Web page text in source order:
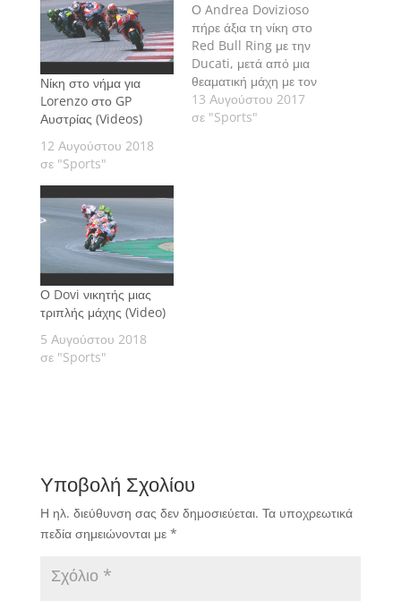
Νίκη στο νήμα για
Lorenzo στο GP
Αυστρίας (Videos)
12 Αυγούστου 2018
σε "Sports"
Ο Andrea Dovizioso
πήρε άξια τη νίκη στο
Red Bull Ring με την
Ducati, μετά από μια
θεαματική μάχη με τον
Marc Marquez και τη
Honda μέχρι και την
13 Αυγούστου 2017
σε "Sports"
Ο Dovi νικητής μιας
τριπλής μάχης (Video)
5 Αυγούστου 2018
σε "Sports"
Υποβολή Σχολίου
Η ηλ. διεύθυνση σας δεν δημοσιεύεται. Τα υποχρεωτικά
πεδία σημειώνονται με *